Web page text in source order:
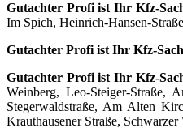
Gutachter Profi ist Ihr Kfz-
Im Spich, Heinrich-Hansen-
Gutachter Profi ist Ihr Kfz-
Gutachter Profi ist Ihr Kfz-
Weinberg, Leo-Steiger-Straße,
Stegerwaldstraße, Am Alten
Krauthausener Straße,